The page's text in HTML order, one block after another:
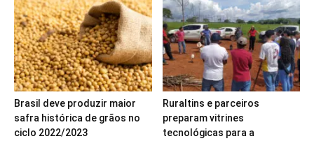
Brasil deve produzir maior
safra histórica de grãos no
ciclo 2022/2023
Ruraltins e parceiros
preparam vitrines
tecnológicas para a